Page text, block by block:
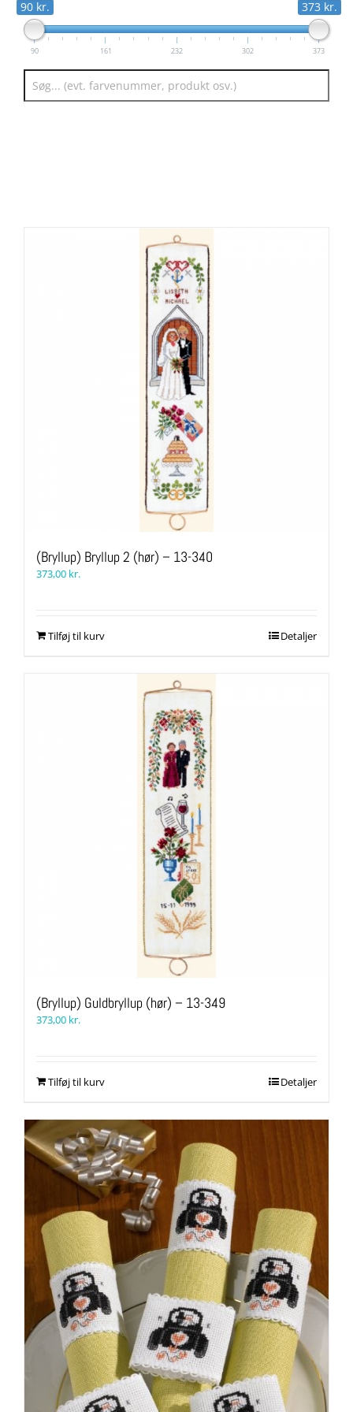
(Bryllup) Bryllup 2 (hør) – 13-340
373,00 kr.
Tilføj til kurv Detaljer
(Bryllup) Guldbryllup (hør) – 13-349
373,00 kr.
Tilføj til kurv Detaljer
90 kr. 373 kr.
90 161 232 302 373